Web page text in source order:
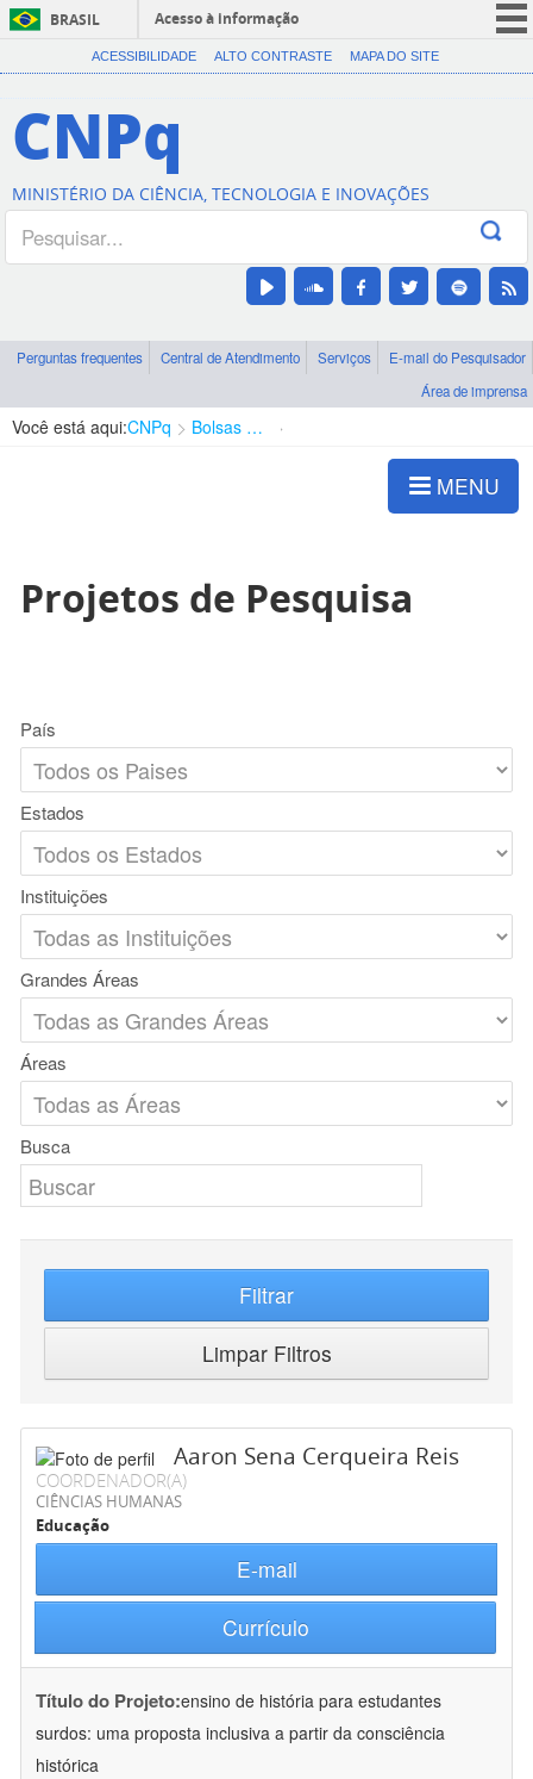
BRASIL
Acesso à informação
CORONAVÍRUS (COVID-19)
Canais
ACESSIBILIDADE ALTO CONTRASTE MAPA DO SITE
CNPq
MINISTÉRIO DA CIÊNCIA, TECNOLOGIA E INOVAÇÕES
Perguntas frequentes Central de Atendimento Serviços
E-mail do Pesquisador
Área de imprensa
Você está aqui:CNPq Bolsas e Auxílios Vigentes
MENU
Projetos de Pesquisa
País
Estados
Instituições
Grandes Áreas
Áreas
Busca
Filtrar
Limpar Filtros
Aaron Sena Cerqueira Reis
COORDENADOR(A)
CIÊNCIAS HUMANAS
Educação
E-mail
Currículo
Título do Projeto:ensino de história para estudantes
surdos: uma proposta inclusiva a partir da consciência
histórica